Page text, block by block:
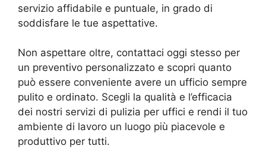
servizio affidabile e puntuale, in grado di
soddisfare le tue aspettative.
Non aspettare oltre, contattaci oggi stesso per
un preventivo personalizzato e scopri quanto
può essere conveniente avere un ufficio sempre
pulito e ordinato. Scegli la qualità e l’efficacia
dei nostri servizi di pulizia per uffici e rendi il tuo
ambiente di lavoro un luogo più piacevole e
produttivo per tutti.